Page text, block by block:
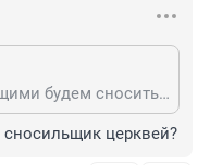
Вам мало церквей? Следующими будем сносить религиозные объекты.
сносильщик церквей?